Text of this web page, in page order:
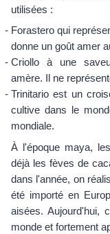
utilisées :
Forastero qui
donne un goût amer
Criollo à une
amère. Il ne
Trinitario est un
cultive dans le
mondiale.
À l'époque maya,
déjà les fèves de
dans l'année, on
été importé en
aisées. Aujourd'hui,
monde et fortement